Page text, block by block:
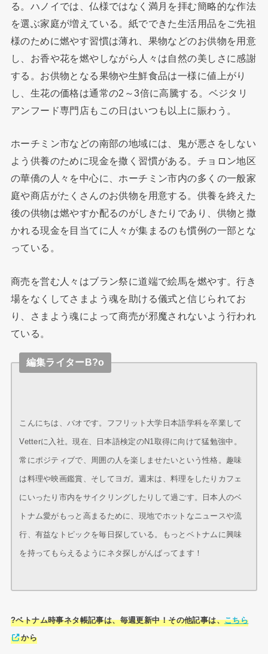
る。ハノイでは、仏様ではなく満月を拝む簡略的な作法
を選ぶ家庭が増えている。紙でできた生活用品をご先祖
様のために燃やす習慣は薄れ、果物などのお供物を用意
し、お香や花を燃やしながら人々は自然の美しさに感謝
する。お供物となる果物や生鮮食品は一様に値上がり
し、生花の価格は通常の2～3倍に高騰する。ベジタリ
アンフード専門店もこの日はいつも以上に賑わう。
ホーチミン市などの南部の地域には、鬼が悪さをしない
よう供養のために現金を撒く習慣がある。チョロン地区
の華僑の人々を中心に、ホーチミン市内の多くの一般家
庭や商店がたくさんのお供物を用意する。供養を終えた
後の供物は燃やすか配るのがしきたりであり、供物と撒
かれる現金を目当てに人々が集まるのも慣例の一部とな
っている。
商売を営む人々はブラン祭に道端で絵馬を燃やす。行き
場をなくしてさまよう魂を助ける儀式と信じられてお
り、さまよう魂によって商売が邪魔されないよう行われ
ている。
編集ライターB?o
こんにちは、バオです。フフリット大学日本語学科を卒業して
Vetterに入社。現在、日本語検定のN1取得に向けて猛勉強中。
常にポジティブで、周囲の人を楽しませたいという性格。趣味
は料理や映画鑑賞、そしてヨガ。週末は、料理をしたりカフェ
にいったり市内をサイクリングしたりして過ごす。日本人のベ
トナム愛がもっと高まるために、現地でホットなニュースや流
行、有益なトピックを毎日探している。もっとベトナムに興味
を持ってもらえるようにネタ探しがんばってます！
?ベトナム時事ネタ帳記事は、毎週更新中！その他記事は、こちら
から